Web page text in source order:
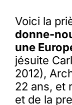
Voici la
donne-
une
jésuite
2012),
22 ans, et
et de la